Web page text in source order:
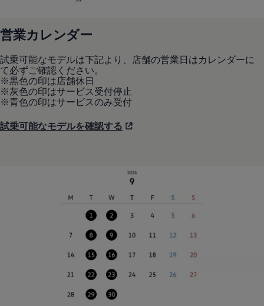
営業カレンダー
試乗可能なモデルは下記より、店舗の営業日はカレンダーに
て必ずご確認ください。
※黒色の印は店舗休日
※灰色の印はサービス受付停止
※青色の印はサービスのみ受付
試乗可能なモデルを確認する